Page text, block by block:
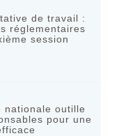
de travail :
réglementaires
session
nationale outille
pour une